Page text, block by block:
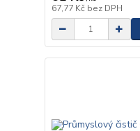
67,77 Kč bez DPH